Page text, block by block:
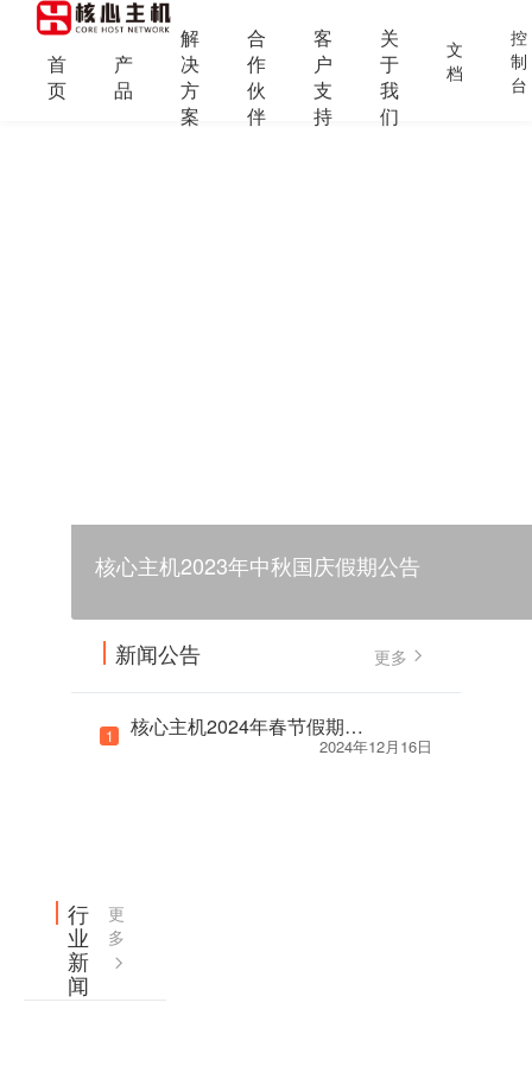
首
页
产
品
解
决
方
案
合
作
伙
伴
客
户
支
持
关
于
我
们
文
档
控
制
台
核心主机2023年中秋国庆假期公告
新闻公告 更多
1 核心主机2024年春节假期公告
2024年12月16日
行
业
新
闻
更
多